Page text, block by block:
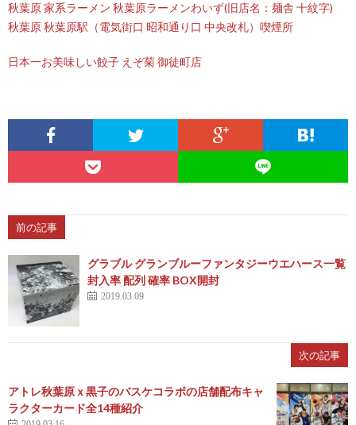
秋葉原 家系ラーメン 秋葉原ラーメンわいず(旧店名：麺舎 十紋字)
秋葉原 秋葉原駅（電気街口 昭和通り口 中央改札）喫煙所
日本一お美味しい餃子 えぞ菊 御徒町店
前の記事
グラブル グランブルーファンタジーウエハース一覧
封入率 配列 確率 BOX開封
2019.03.09
次の記事
アトレ秋葉原ｘ黒子のバスケコラボの店舗配布キャ
ラクターカード全14種紹介